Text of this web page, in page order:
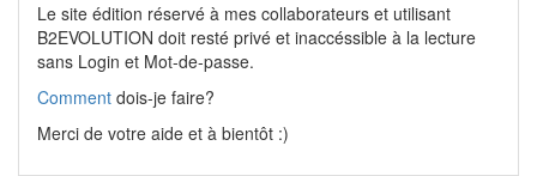
Le site édition réservé à mes collaborateurs et utilisant
B2EVOLUTION doit resté privé et inaccéssible à la lecture
sans Login et Mot-de-passe.
Comment dois-je faire?
Merci de votre aide et à bientôt :)